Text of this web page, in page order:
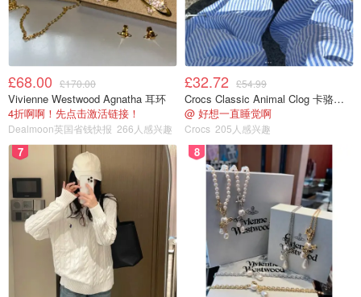
£68.00 £170.00
Vivienne Westwood Agnatha 耳环
4折啊啊！先点击激活链接！
Dealmoon英国省钱快报 266人感兴趣
£32.72 £54.99
Crocs Classic Animal Clog 卡骆驰动物印花洞洞鞋
@ 好想一直睡觉啊
Crocs 205人感兴趣
7 8